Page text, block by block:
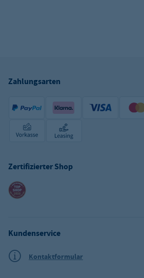
Zahlungsarten
Zertifizierter Shop
Kundenservice
Kontaktformular